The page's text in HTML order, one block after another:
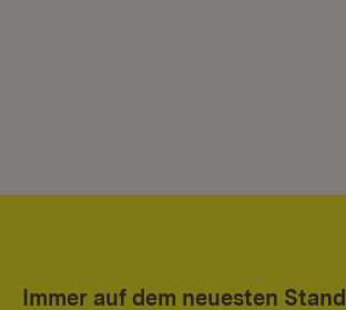
Immer auf dem neuesten Stand